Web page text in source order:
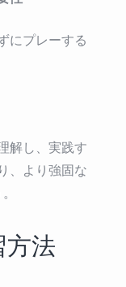
にプレーする
解し、実践す
、より強固な
法